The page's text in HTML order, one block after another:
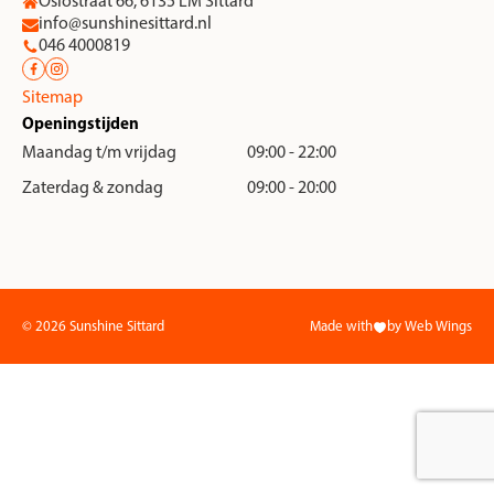
info@sunshinesittard.nl
046 4000819
Sitemap
Openingstijden
Maandag t/m vrijdag
Zaterdag & zondag
09:00 - 22:00
09:00 - 20:00
© 2026 Sunshine Sittard Made with by Web Wings